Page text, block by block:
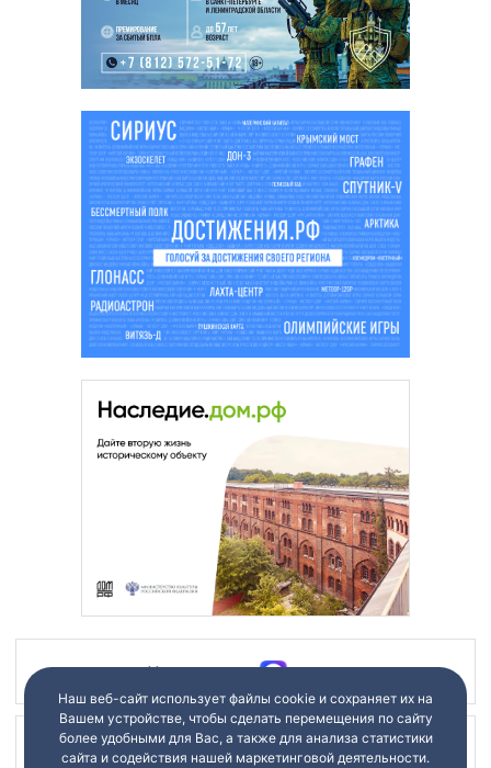
Наш канал в
Наш канал в
Наш веб-сайт использует файлы cookie и сохраняет их на
Вашем устройстве, чтобы сделать перемещения по сайту
более удобными для Вас, а также для анализа статистики
сайта и содействия нашей маркетинговой деятельности.